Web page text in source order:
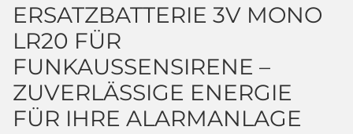
ERSATZBATTERIE 3V MONO
LR20 FÜR
FUNKAUSSENSIRENE – Z
UVERLÄSSIGE ENERGIE F
ÜR IHRE ALARMANLAGE